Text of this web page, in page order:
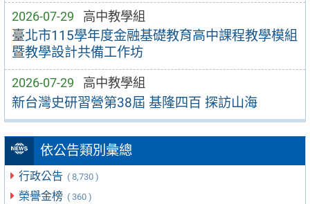
2026-07-29 高中教學組
臺北市115學年度金融基礎教育高中課程教學模組
暨教學設計共備工作坊
2026-07-29 高中教學組
新台灣史研習營第38屆 基隆四百 探訪山海
依公告類別彙總
行政公告 ( 8,730 )
榮譽金榜 ( 360 )